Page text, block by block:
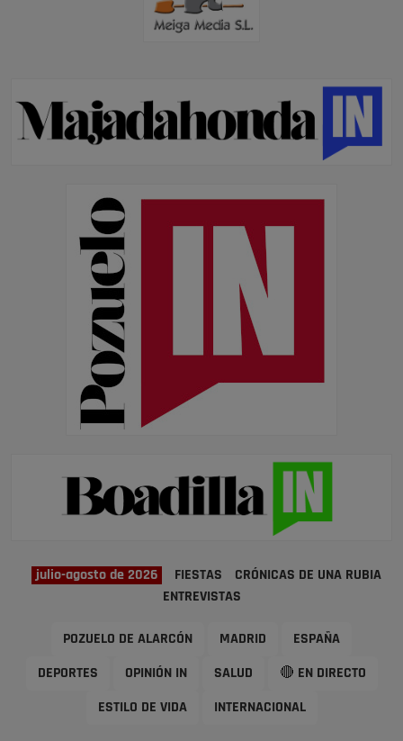
julio-agosto de 2026 FIESTAS
CRÓNICAS DE UNA RUBIA
ENTREVISTAS
POZUELO DE ALARCÓN MADRID ESPAÑA
DEPORTES OPINIÓN IN SALUD 🔴 EN DIRECTO
ESTILO DE VIDA INTERNACIONAL